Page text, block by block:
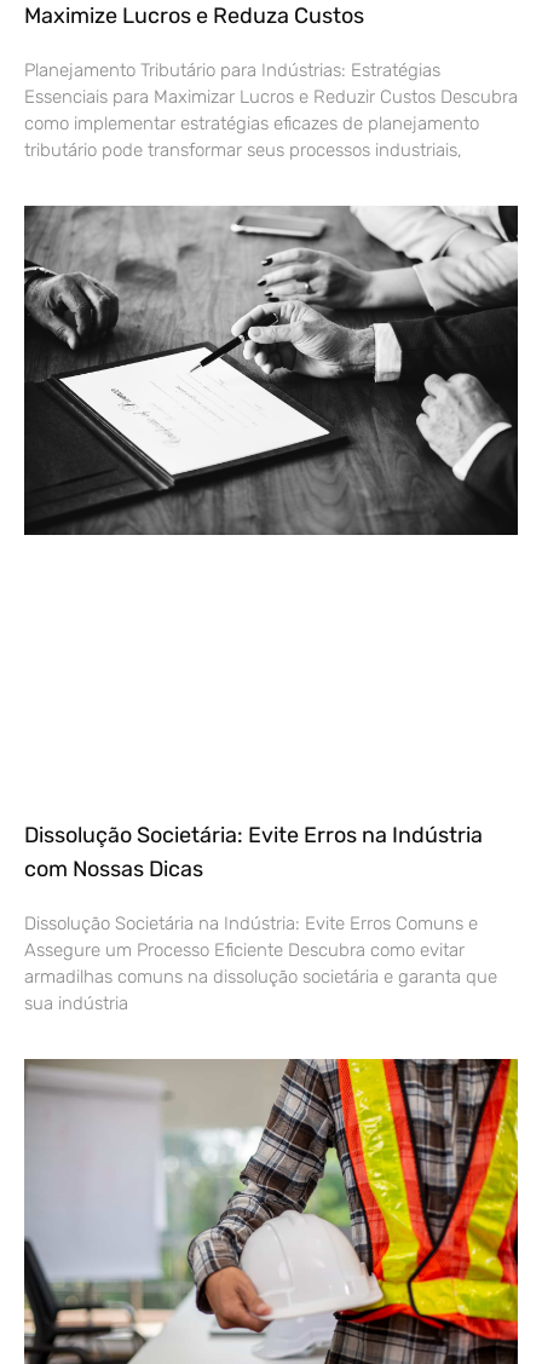
Maximize Lucros e Reduza Custos
Planejamento Tributário para Indústrias: Estratégias
Essenciais para Maximizar Lucros e Reduzir Custos Descubra
como implementar estratégias eficazes de planejamento
tributário pode transformar seus processos industriais,
Dissolução Societária: Evite Erros na Indústria
com Nossas Dicas
Dissolução Societária na Indústria: Evite Erros Comuns e
Assegure um Processo Eficiente Descubra como evitar
armadilhas comuns na dissolução societária e garanta que
sua indústria